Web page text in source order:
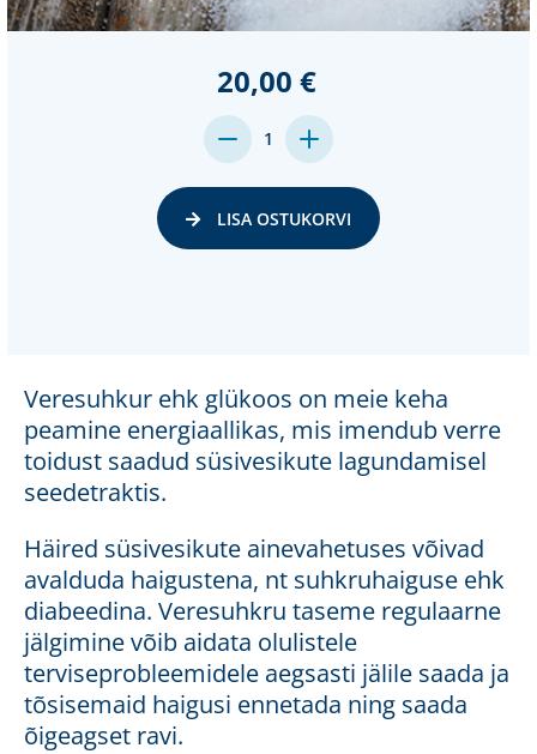
Veresuhkur ehk glükoos on meie keha
peamine energiaallikas, mis imendub verre
toidust saadud süsivesikute lagundamisel
seedetraktis.
Häired süsivesikute ainevahetuses võivad
avalduda haigustena, nt suhkruhaiguse ehk
diabeedina. Veresuhkru taseme regulaarne
jälgimine võib aidata olulistele
terviseprobleemidele aegsasti jälile saada ja
tõsisemaid haigusi ennetada ning saada
õigeagset ravi.
20,00 €
MENGE
VON
UNDEFINED
1
MENGE
VON
UNDEFINED
LISA OSTUKORVI